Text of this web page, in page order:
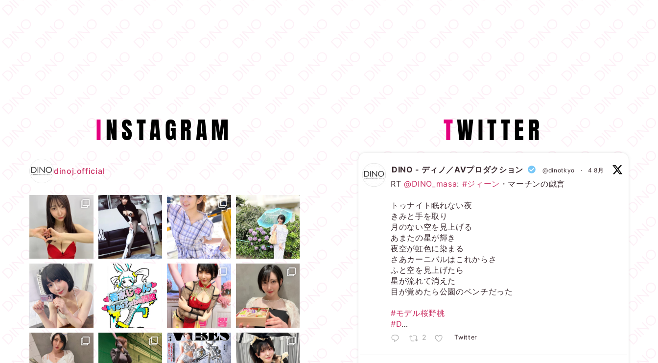
INSTAGRAM
dinoj.official
TWITTER
DINO - ディノ／AVプロダクション @dinotkyo · 4 8月
RT @DINO_masa: #ジィーン ・マーチンの戯言
トゥナイト眠れない夜
きみと手を取り
月のない空を見上げる
あまたの星が輝き
夜空が虹色に染まる
さあカーニバルはこれからさ
ふと空を見上げたら
星が流れて消えた
目が覚めたら公園のベンチだった
#モデル桜野桃
#D…
2 Twitter